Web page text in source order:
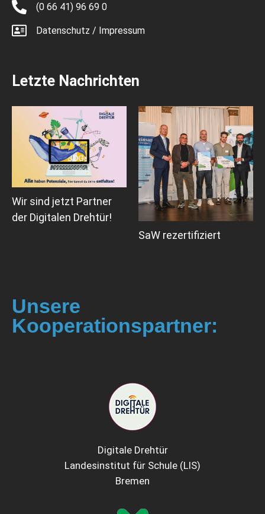
Letzte Nachrichten
Wir sind jetzt Partner
der Digitalen Drehtür!
SaW rezertifiziert
(0 66 41) 96 69 0
Datenschutz / Impressum
Unsere
Kooperationspartner:
Digitale Drehtür
Landesinstitut für Schule (LIS)
Bremen